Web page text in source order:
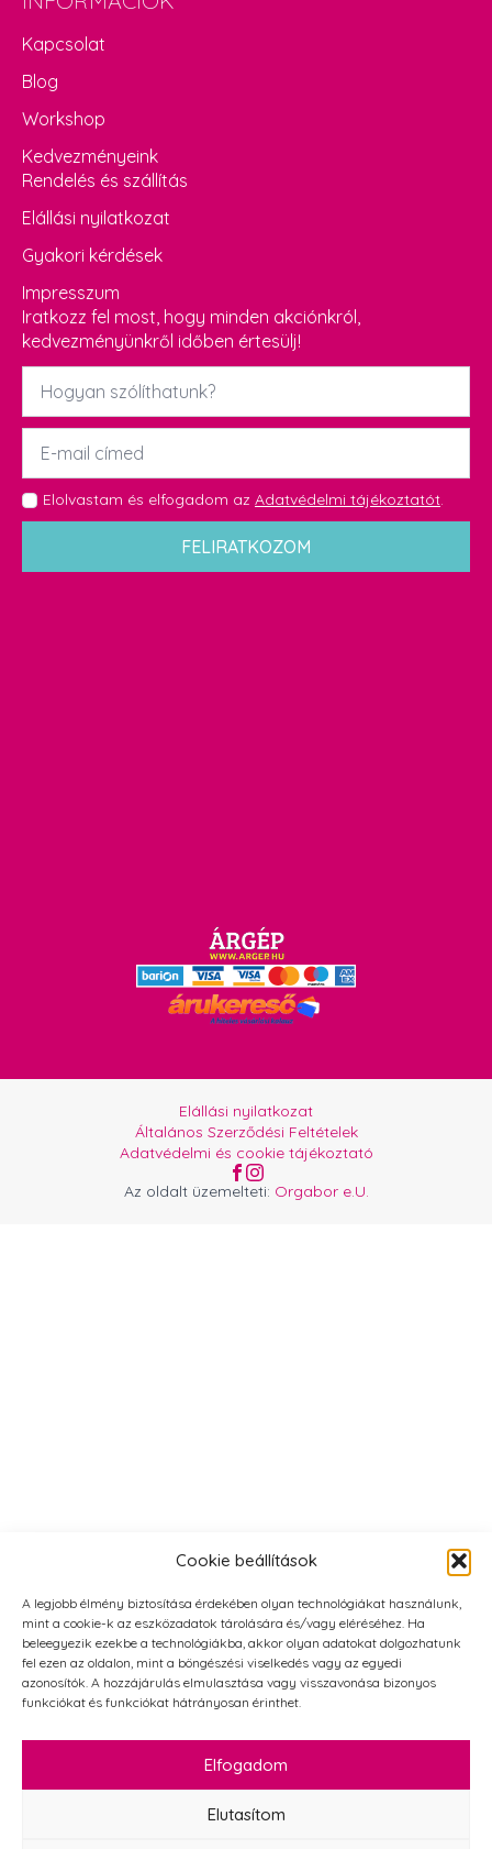
Cookie beállítások
A legjobb élmény biztosítása érdekében olyan technológiákat használunk,
mint a cookie-k az eszközadatok tárolására és/vagy eléréséhez. Ha
beleegyezik ezekbe a technológiákba, akkor olyan adatokat dolgozhatunk
fel ezen az oldalon, mint a böngészési viselkedés vagy az egyedi
azonosítók. A hozzájárulás elmulasztása vagy visszavonása bizonyos
funkciókat és funkciókat hátrányosan érinthet.
Elfogadom
Elutasítom
Kapcsolat
Blog
Workshop
Kedvezményeink
Rendelés és szállítás
Elállási nyilatkozat
Gyakori kérdések
Impresszum
Iratkozz fel most, hogy minden akciónkról,
kedvezményünkről időben értesülj!
Név
Email
GDPR
*
Elolvastam és elfogadom az Adatvédelmi tájékoztatót.
FELIRATKOZOM
Az oldalt üzemelteti: Orgabor e.U.
Elállási nyilatkozat
Általános Szerződési Feltételek
Adatvédelmi és cookie tájékoztató